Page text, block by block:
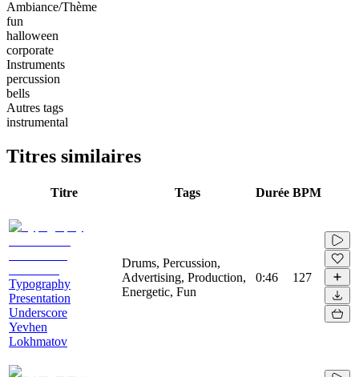
Ambiance/Thème
fun
halloween
corporate
Instruments
percussion
bells
Autres tags
instrumental
Titres similaires
Titre Tags Durée BPM
Typography
Presentation
Underscore
Yevhen
Lokhmatov
Drums, Percussion,
Advertising, Production,
Energetic, Fun
0:46 127